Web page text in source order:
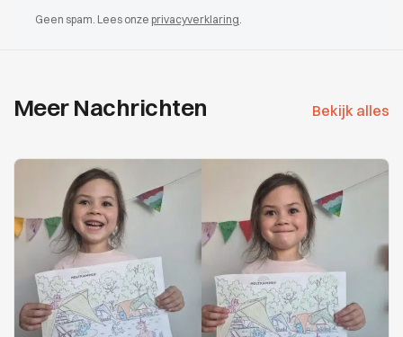
Geen spam. Lees onze privacyverklaring
Meer Nachrichten Bekijk alles